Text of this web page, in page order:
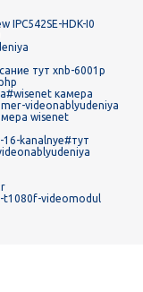
IPC542SE-HDK-I0
тут xnb-6001p
#wisenet камера
videonablyudeniya
wisenet
kanalnye#тут
t1080f-videomodul